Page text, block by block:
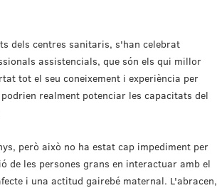
dels centres sanitaris, s'han celebrat
assistencials, que són els qui millor
tot el seu coneixement i experiència per
realment potenciar les capacitats del
però això no ha estat cap impediment per
les persones grans en interactuar amb el
i una actitud gairebé maternal. L'abracen,